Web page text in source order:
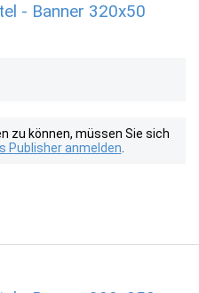
- Banner 320x50
zu können, müssen Sie sich
Publisher anmelden